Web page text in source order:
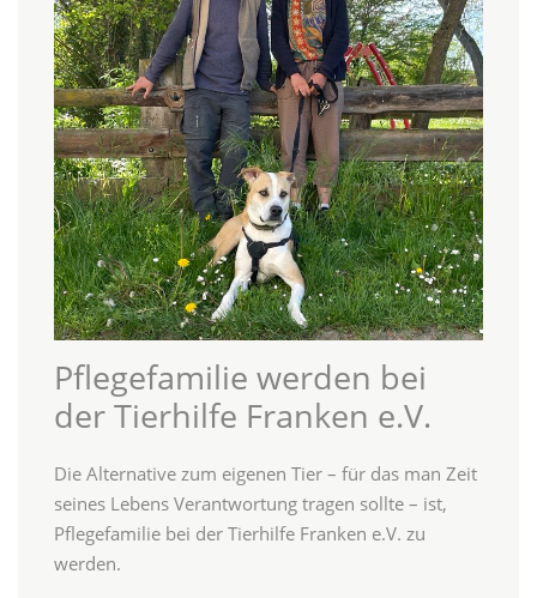
Pflegefamilie werden bei
der Tierhilfe Franken e.V.
Die Alternative zum eigenen Tier – für das man Zeit
seines Lebens Verantwortung tragen sollte – ist,
Pflegefamilie bei der Tierhilfe Franken e.V. zu
werden.